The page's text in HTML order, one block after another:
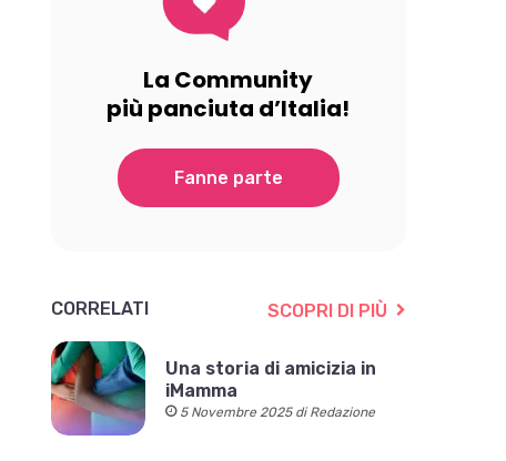
La Community
più panciuta d’Italia!
Fanne parte
CORRELATI SCOPRI DI PIÙ
Una storia di amicizia in
iMamma
5 Novembre 2025 di Redazione